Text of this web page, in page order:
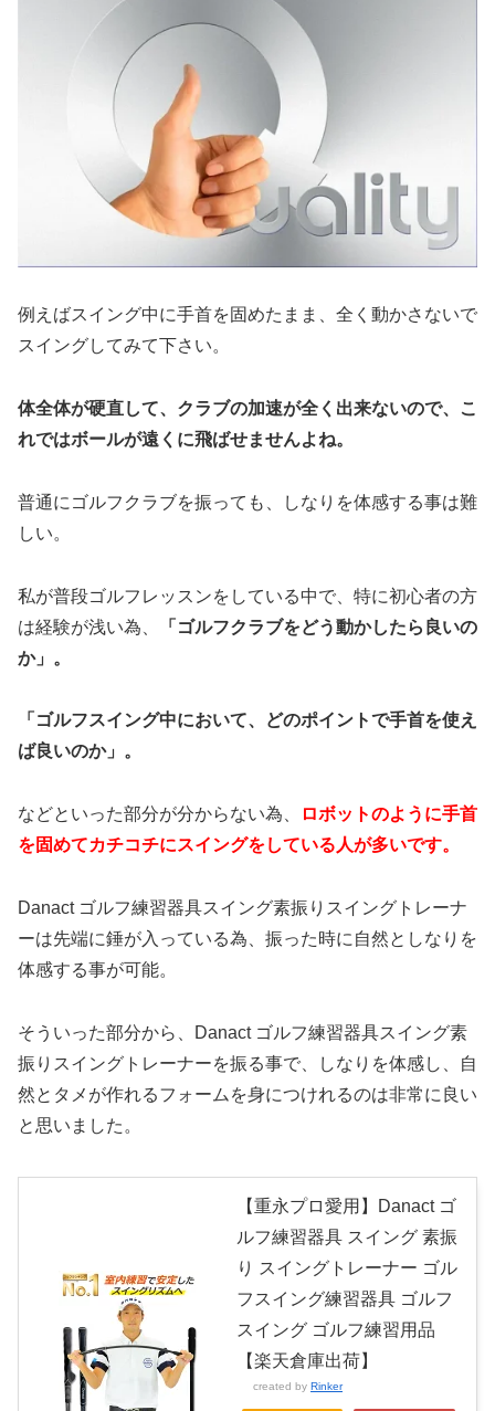
例えばスイング中に手首を固めたまま、全く動かさないで
スイングしてみて下さい。
体全体が硬直して、クラブの加速が全く出来ないので、こ
れではボールが遠くに飛ばせませんよね。
普通にゴルフクラブを振っても、しなりを体感する事は難
しい。
私が普段ゴルフレッスンをしている中で、特に初心者の方
は経験が浅い為、
「ゴルフクラブをどう動かしたら良いの
か」。
「ゴルフスイング中において、どのポイントで手首を使え
ば良いのか」。
などといった部分が分からない為、
ロボットのように手首
を固めてカチコチにスイングをしている人が多いです。
Danact ゴルフ練習器具スイング素振りスイングトレーナ
ーは先端に錘が入っている為、振った時に自然としなりを
体感する事が可能。
そういった部分から、Danact ゴルフ練習器具スイング素
振りスイングトレーナーを振る事で、しなりを体感し、自
然とタメが作れるフォームを身につけれるのは非常に良い
と思いました。
【重永プロ愛用】Danact ゴ
ルフ練習器具 スイング 素振
り スイングトレーナー ゴル
フスイング練習器具 ゴルフ
スイング ゴルフ練習用品
【楽天倉庫出荷】
created by Rinker